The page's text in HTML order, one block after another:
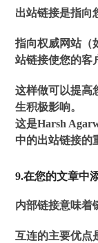
出站链接是指向
指向权威网站（
站链接使您的客
这样做可以提高
生积极影响。
这是Harsh
中的出站链接的
9.在您的文章中
内部链接意味着
互连的主要优点